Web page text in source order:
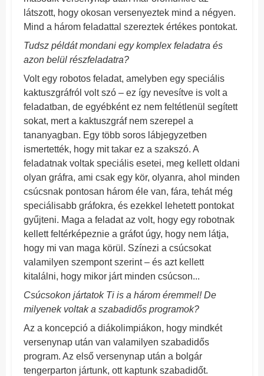
látszott, hogy okosan versenyeztek mind a négyen.
Mind a három feladattal szereztek értékes pontokat.
Tudsz példát mondani egy komplex feladatra és
azon belül részfeladatra?
Volt egy robotos feladat, amelyben egy speciális
kaktuszgráfról volt szó – ez így nevesítve is volt a
feladatban, de egyébként ez nem feltétlenül segített
sokat, mert a kaktuszgráf nem szerepel a
tananyagban. Egy több soros lábjegyzetben
ismertették, hogy mit takar ez a szakszó. A
feladatnak voltak speciális esetei, meg kellett oldani
olyan gráfra, ami csak egy kör, olyanra, ahol minden
csúcsnak pontosan három éle van, fára, tehát még
speciálisabb gráfokra, és ezekkel lehetett pontokat
gyűjteni. Maga a feladat az volt, hogy egy robotnak
kellett feltérképeznie a gráfot úgy, hogy nem látja,
hogy mi van maga körül. Színezi a csúcsokat
valamilyen szempont szerint – és azt kellett
kitalálni, hogy mikor járt minden csúcson...
Csúcsokon jártatok Ti is a három éremmel! De
milyenek voltak a szabadidős programok?
Az a koncepció a diákolimpiákon, hogy mindkét
versenynap után van valamilyen szabadidős
program. Az első versenynap után a bolgár
tengerparton jártunk, ott kaptunk szabadidőt.